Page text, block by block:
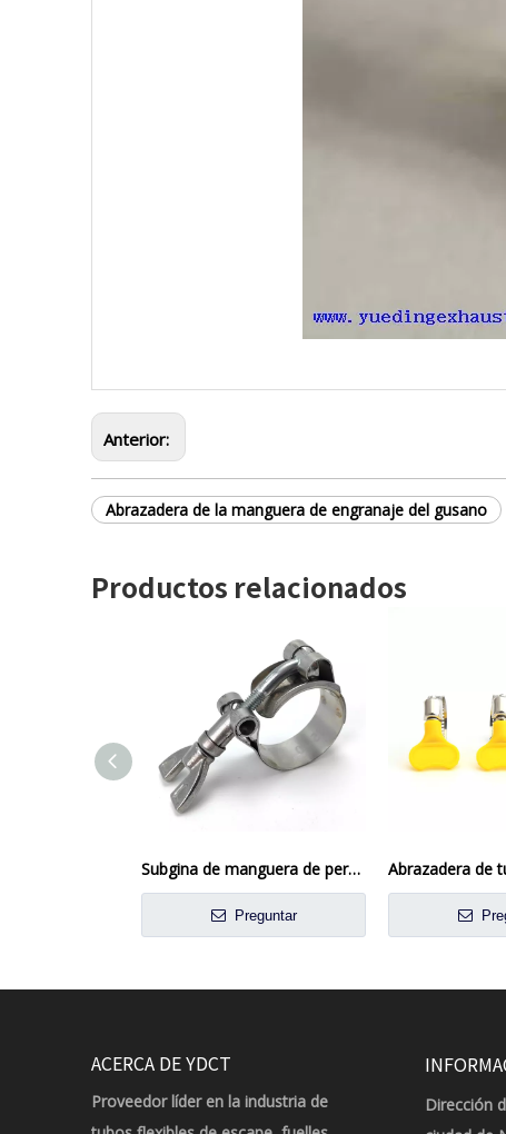
Anterior:
Abrazadera de la manguera de engranaje del gusano
Productos relacionados
Subgina de manguera de perno T-Bolt de acero inoxidable de liberación rápida
Preguntar
ACERCA DE YDCT
Proveedor líder en la industria de
Dirección